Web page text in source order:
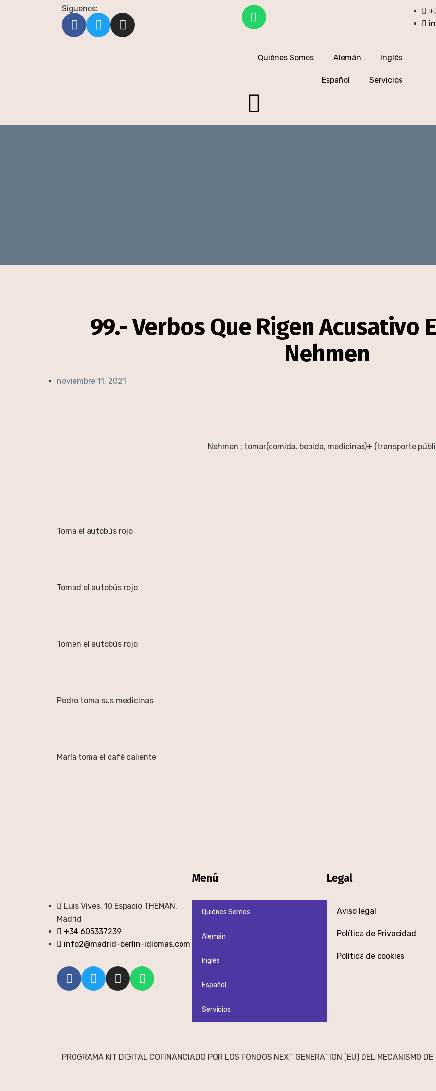
Siguenos:
Quiénes Somos Alemán Inglés
Español Servicios
99.- Verbos Que Rigen Acusativo
Nehmen
noviembre 11, 2021
Nehmen ; tomar(comida, bebida, medicinas)+ (transporte
Toma el autobús rojo
Tomad el autobús rojo
Tomen el autobús rojo
Pedro toma sus medicinas
María toma el café caliente
Luis Vives, 10 Espacio THEMAN,
Madrid
+34 605337239
info2@madrid-berlin-idiomas.com
Menú
Quiénes Somos
Alemán
Inglés
Español
Servicios
Legal
Aviso legal
Política de Privacidad
Política de cookies
PROGRAMA KIT DIGITAL COFINANCIADO POR LOS FONDOS NEXT GENERATION (EU) DEL MECANISMO